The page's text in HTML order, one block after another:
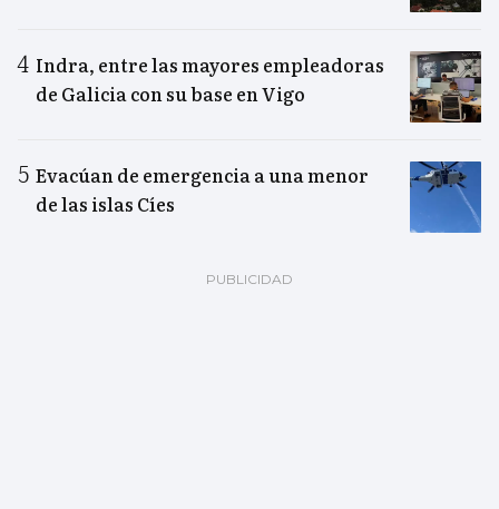
Indra, entre las mayores empleadoras
de Galicia con su base en Vigo
Evacúan de emergencia a una menor
de las islas Cíes